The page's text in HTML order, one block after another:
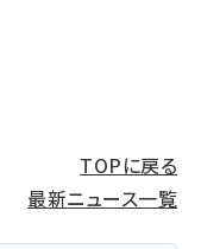
TOPに戻る
最新ニュース一覧